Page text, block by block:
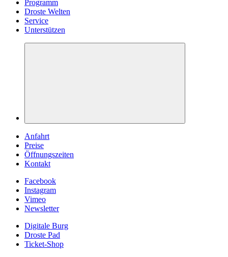
Programm
Droste Welten
Service
Unterstützen
Anfahrt
Preise
Öffnungszeiten
Kontakt
Facebook
Instagram
Vimeo
Newsletter
Digitale Burg
Droste Pad
Ticket-Shop